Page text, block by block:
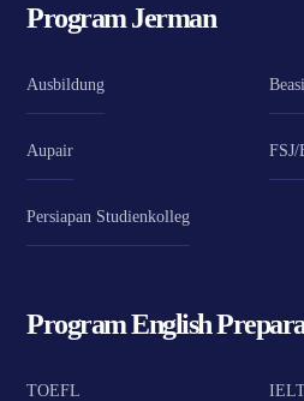
Program Jerman
Ausbildung
Aupair FSJ/
Persiapan Studienkolleg
Program English
TOEFL